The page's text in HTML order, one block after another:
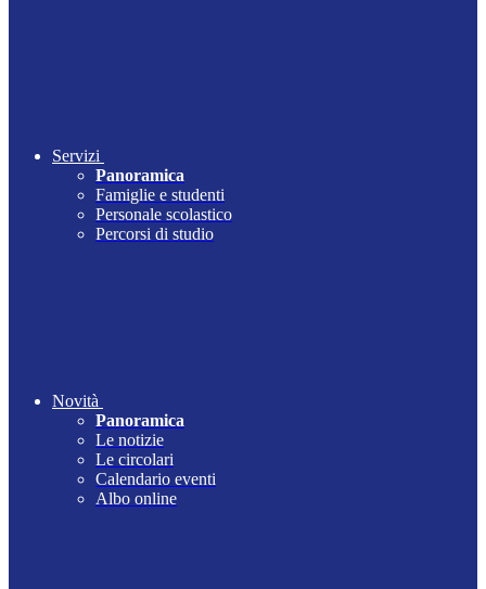
Servizi
Panoramica
Famiglie e studenti
Personale scolastico
Percorsi di studio
Novità
Panoramica
Le notizie
Le circolari
Calendario eventi
Albo online